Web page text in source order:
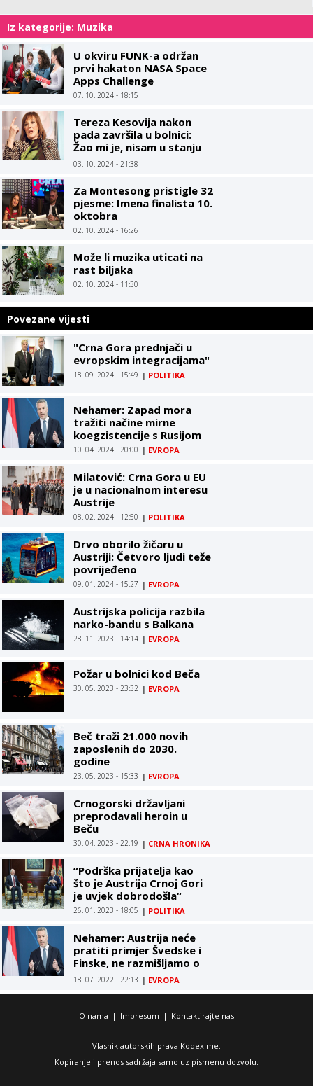
Iz kategorije: Muzika
U okviru FUNK-a održan
prvi hakaton NASA Space
Apps Challenge
07. 10. 2024 - 18:15
Tereza Kesovija nakon
pada završila u bolnici:
Žao mi je, nisam u stanju
objašnjavati šta mi se
03. 10. 2024 - 21:38
Za Montesong pristigle 32
pjesme: Imena finalista 10.
oktobra
02. 10. 2024 - 16:26
Može li muzika uticati na
rast biljaka
02. 10. 2024 - 11:30
Povezane vijesti
"Crna Gora prednjači u
evropskim integracijama"
18. 09. 2024 - 15:49 | POLITIKA
Nehamer: Zapad mora
tražiti načine mirne
koegzistencije s Rusijom
10. 04. 2024 - 20:00 | EVROPA
Milatović: Crna Gora u EU
je u nacionalnom interesu
Austrije
08. 02. 2024 - 12:50 | POLITIKA
Drvo oborilo žičaru u
Austriji: Četvoro ljudi teže
povrijeđeno
09. 01. 2024 - 15:27 | EVROPA
Austrijska policija razbila
narko-bandu s Balkana
28. 11. 2023 - 14:14 | EVROPA
Požar u bolnici kod Beča
30. 05. 2023 - 23:32 | EVROPA
Beč traži 21.000 novih
zaposlenih do 2030.
godine
23. 05. 2023 - 15:33 | EVROPA
Crnogorski državljani
preprodavali heroin u
Beču
30. 04. 2023 - 22:19 | CRNA HRONIKA
“Podrška prijatelja kao
što je Austrija Crnoj Gori
je uvjek dobrodošla“
26. 01. 2023 - 18:05 | POLITIKA
Nehamer: Austrija neće
pratiti primjer Švedske i
Finske, ne razmišljamo o
ulasku u NATO
18. 07. 2022 - 22:13 | EVROPA
O nama | Impresum | Kontaktirajte nas
Vlasnik autorskih prava Kodex.me.
Kopiranje i prenos sadržaja samo uz pismenu dozvolu.